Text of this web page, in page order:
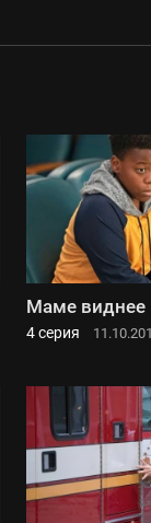
Маме виднее
4 серия